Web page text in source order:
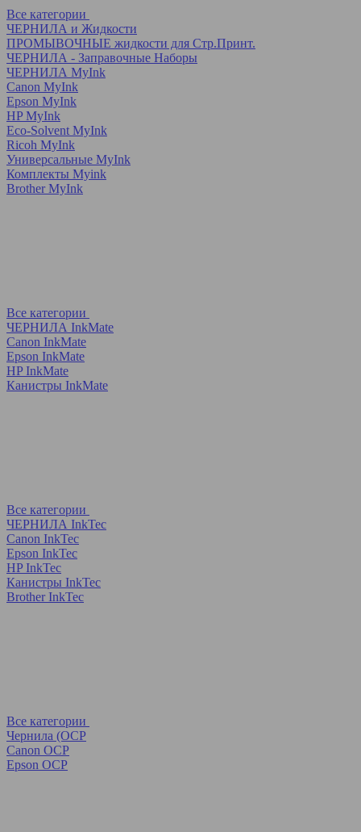
Все категории
ЧЕРНИЛА и Жидкости
ПРОМЫВОЧНЫЕ жидкости для Стр.Принт.
ЧЕРНИЛА - Заправочные Наборы
ЧЕРНИЛА MyInk
Canon MyInk
Epson MyInk
HP MyInk
Eco-Solvent MyInk
Ricoh MyInk
Универсальные MyInk
Комплекты Myink
Brother MyInk
Все категории
ЧЕРНИЛА InkMate
Canon InkMate
Epson InkMate
HP InkMate
Канистры InkMate
Все категории
ЧЕРНИЛА InkTec
Canon InkTec
Epson InkTec
HP InkTec
Канистры InkTec
Brother InkTec
Все категории
Чернила (OCP
Canon OCP
Epson OCP